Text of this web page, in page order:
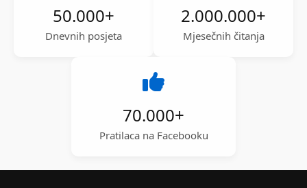
50.000+
Dnevnih posjeta
2.000.000+
Mjesečnih čitanja
70.000+
Pratilaca na Facebooku